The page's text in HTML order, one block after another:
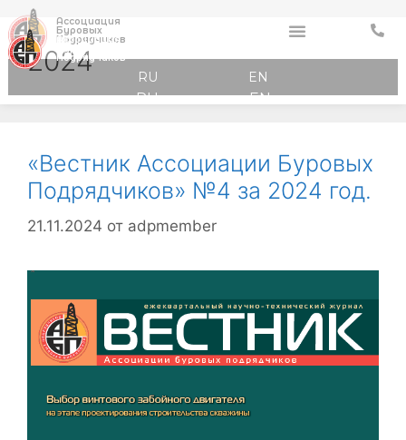
Ассоциация
Буровых
Подрядчиков
RU EN
Ассоциация
Буровых
Подрядчиков
RU EN
2024
«Вестник Ассоциации Буровых
Подрядчиков» №4 за 2024 год.
21.11.2024 от adpmember